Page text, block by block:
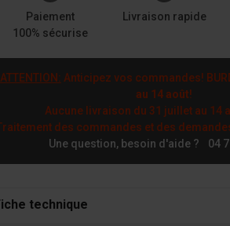
Paiement
100% sécurise
Livraison rapide
ATTENTION: Anticipez vos commandes!
au 14 août!
Aucune livraison du 31 juillet au 14
des commandes et des
Une question, besoin d'aide ?
04
technique